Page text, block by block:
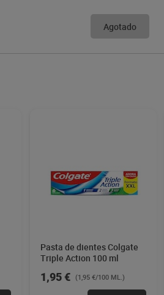
Agotado
Pasta de dientes Colgate
Triple Action 100 ml
1,95 € (1,95 €/100 ML.)